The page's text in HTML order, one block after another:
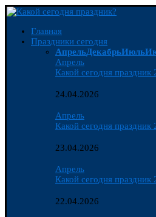
Главная
Праздники сегодня
АпрельДекабрьИюль
Апрель
Какой сегодня
24.04.2026
Апрель
Какой сегодня
23.04.2026
Апрель
Какой сегодня
22.04.2026